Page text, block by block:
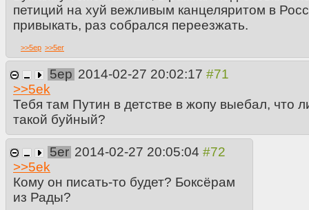
петиций на хуй вежливым канцеляритом в
привыкать, раз собрался переезжать.
>>5ep >>5er
5ep 2014-02-27 20:02:17
>>5ek
Тебя там Путин в детстве в жопу выебал, что
такой буйный?
5er 2014-02-27 20:05:04
>>5ek
Кому он писать-то будет? Боксёрам
из Рады?